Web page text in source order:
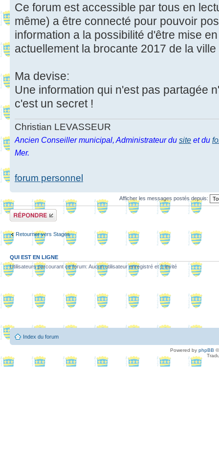
Ce forum est accessible par tous en
même) a être connecté pour pouvoir
information a la possibilité d'être mise
actuellement la brocante 2017 de la
Ma devise:
Une information qui n'est pas partagée
c'est un secret !
Christian LEVASSEUR
Ancien Conseiller municipal, Administrateur du site et du
Mer.
forum personnel
Afficher les messages postés depuis:
Répondre
Retourner vers Stages
QUI EST EN LIGNE
Utilisateurs parcourant ce forum: Aucun utilisateur enregistré et 1 invité
Index du forum
Powered by phpBB